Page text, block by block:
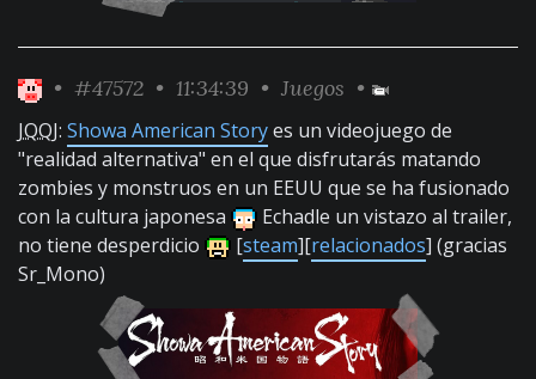
• #47572 • 11:34:39 • Juegos •
JQQJ: Showa American Storyes un videojuego de
"realidad alternativa" en el que disfrutarás matando
zombies y monstruos en un EEUU que se ha fusionado
con la cultura japonesa
Echadle un vistazo al trailer,
no tiene desperdicio
[steam][relacionados] (gracias
Sr_Mono)